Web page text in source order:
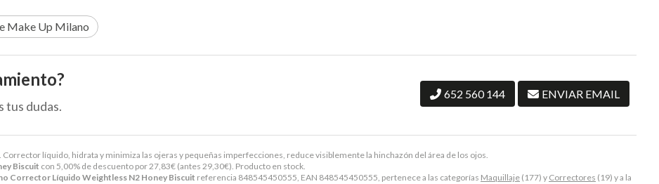
líquido, hidrata y minimiza las ojeras y pequeñas imperfecciones, reduce visiblemente la hinchazón del área de los ojos.
Biscuit con 5,00% de descuento por27,83€ (antes 29,30€). Producto en stock.
Corrector Líquido Weightless N2 Honey Biscuit referencia 848545450555, EAN 848545450555, pertenece a las categorías Maquillaje (177) y Correctores (19) y a la
Make Up Milano
tus dudas.
652 560 144 ENVIAR EMAIL